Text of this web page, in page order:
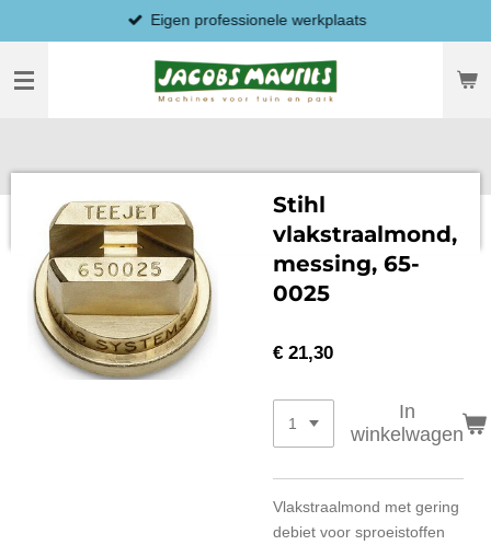
direct
naar
hoofdinhoud
Eigen professionele werkplaats
Stihl
vlakstraalmond,
messing, 65-
0025
€ 21,30
In
winkelwagen
Vlakstraalmond met gering
debiet voor sproeistoffen